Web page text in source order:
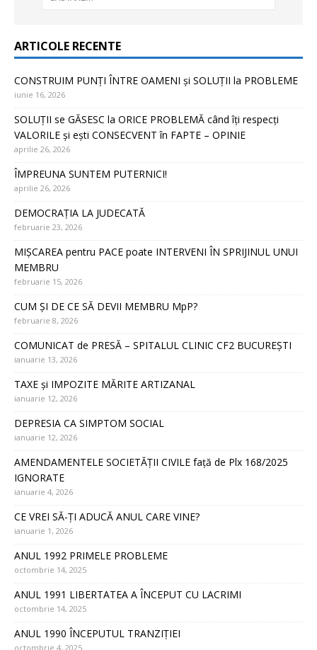
ARTICOLE RECENTE
CONSTRUIM PUNȚI ÎNTRE OAMENI și SOLUȚII la PROBLEME
iunie 16, 2026
SOLUȚII se GĂSESC la ORICE PROBLEMĂ când îți respecți
VALORILE și ești CONSECVENT în FAPTE – OPINIE
aprilie 26, 2026
ÎMPREUNA SUNTEM PUTERNICI!
aprilie 26, 2026
DEMOCRAȚIA LA JUDECATĂ
februarie 23, 2026
MIȘCAREA pentru PACE poate INTERVENI ÎN SPRIJINUL UNUI
MEMBRU
februarie 15, 2026
CUM ȘI DE CE SĂ DEVII MEMBRU MpP?
februarie 8, 2026
COMUNICAT de PRESĂ – SPITALUL CLINIC CF2 BUCUREȘTI
ianuarie 13, 2026
TAXE și IMPOZITE MĂRITE ARTIZANAL
ianuarie 12, 2026
DEPRESIA CA SIMPTOM SOCIAL
ianuarie 12, 2026
AMENDAMENTELE SOCIETĂȚII CIVILE față de Plx 168/2025
IGNORATE
ianuarie 4, 2026
CE VREI SĂ-ȚI ADUCĂ ANUL CARE VINE?
ianuarie 1, 2026
ANUL 1992 PRIMELE PROBLEME
octombrie 14, 2025
ANUL 1991 LIBERTATEA A ÎNCEPUT CU LACRIMI
octombrie 14, 2025
ANUL 1990 ÎNCEPUTUL TRANZIȚIEI
octombrie 4, 2025